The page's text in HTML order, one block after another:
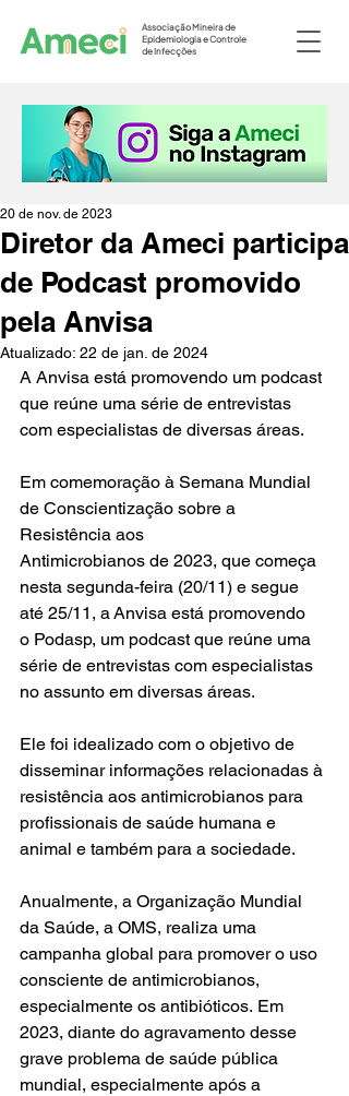
Associação Mineira de
Epidemiologia e Controle
de Infecções
Diretor da Ameci participa
de Podcast promovido
pela Anvisa
20 de nov. de 2023
Atualizado: 22 de jan. de 2024
A Anvisa está promovendo um podcast
que reúne uma série de entrevistas
com especialistas de diversas áreas.
Em comemoração à Semana Mundial
de Conscientização sobre a
Resistência aos
Antimicrobianos de 2023, que começa
nesta segunda-feira (20/11) e segue
até 25/11, a Anvisa está promovendo
o Podasp, um podcast que reúne uma
série de entrevistas com especialistas
no assunto em diversas áreas.
Ele foi idealizado com o objetivo de
disseminar informações relacionadas à
resistência aos antimicrobianos para
profissionais de saúde humana e
animal e também para a sociedade.
Anualmente, a Organização Mundial
da Saúde, a OMS, realiza uma
campanha global para promover o uso
consciente de antimicrobianos,
especialmente os antibióticos. Em
2023, diante do agravamento desse
grave problema de saúde pública
mundial, especialmente após a